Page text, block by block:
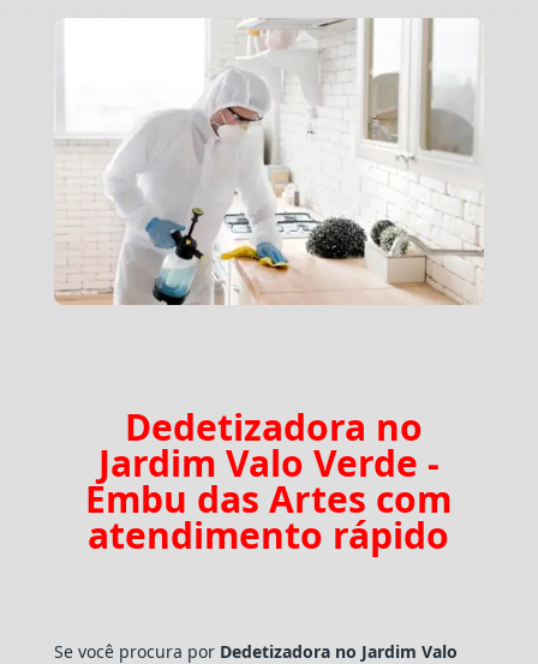
Dedetizadora no
Jardim Valo Verde -
Embu das Artes com
atendimento rápido
Se você procura por Dedetizadora no Jardim Valo